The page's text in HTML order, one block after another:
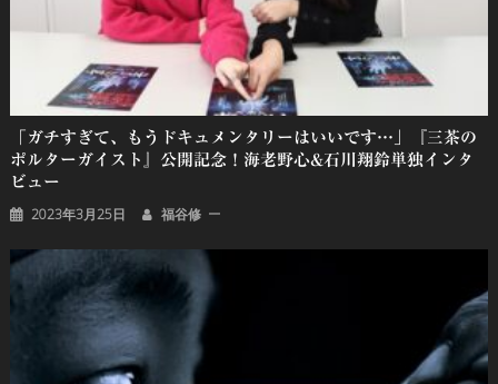
「ガチすぎて、もうドキュメンタリーはいいです…」『三茶の
ポルターガイスト』公開記念！海老野心&石川翔鈴単独インタ
ビュー
2023年3月25日 福谷修